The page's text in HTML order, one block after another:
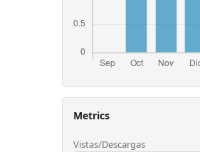
Metrics
Vistas/Descargas